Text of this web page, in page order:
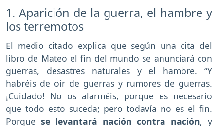
1. Aparición de la guerra, el hambre y
los terremotos
El medio citado explica que según una cita del
libro de Mateo el fin del mundo se anunciará con
guerras, desastres naturales y el hambre. “Y
habréis de oír de guerras y rumores de guerras.
¡Cuidado! No os alarméis, porque es necesario
que todo esto suceda; pero todavía no es el fin.
Porque se levantará nación contra nación, y